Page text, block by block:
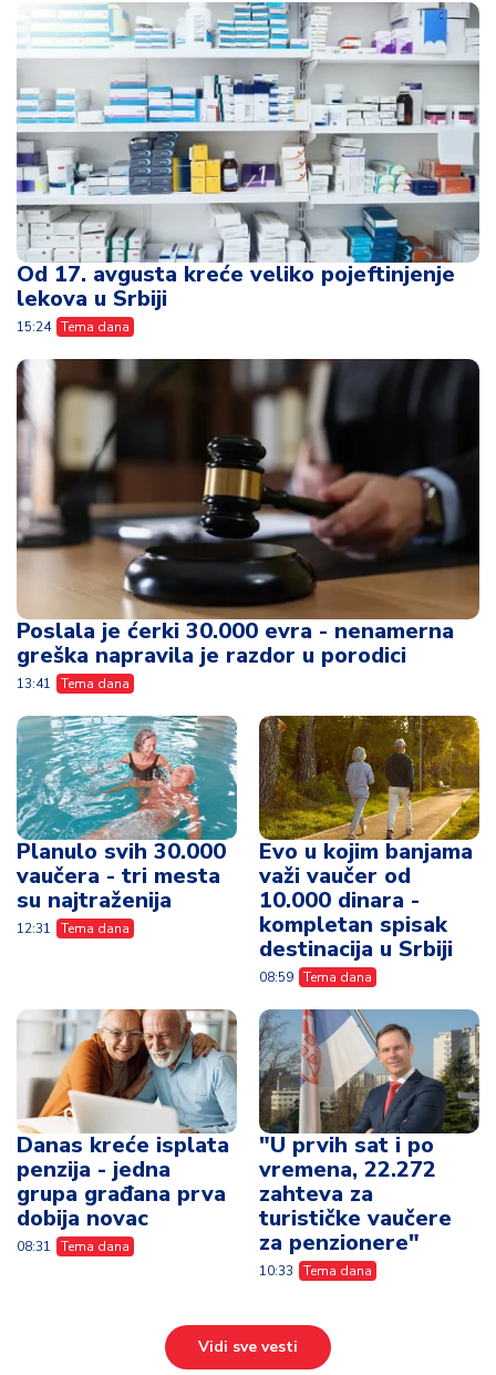
Od 17. avgusta kreće veliko pojeftinjenje
lekova u Srbiji
15:24 Tema dana
Poslala je ćerki 30.000 evra - nenamerna
greška napravila je razdor u porodici
13:41 Tema dana
Planulo svih 30.000
vaučera - tri mesta
su najtraženija
12:31 Tema dana
Evo u kojim banjama
važi vaučer od
10.000 dinara -
kompletan spisak
destinacija u Srbiji
08:59 Tema dana
Danas kreće isplata
penzija - jedna
grupa građana prva
dobija novac
08:31 Tema dana
"U prvih sat i po
vremena, 22.272
zahteva za
turističke vaučere
za penzionere"
10:33 Tema dana
Vidi sve vesti